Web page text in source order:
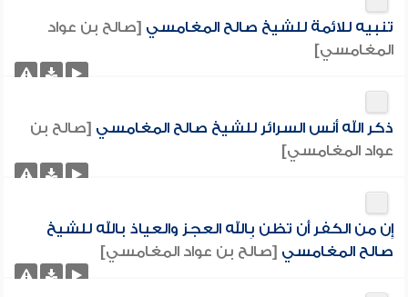
تنبيه للائمة للشيخ صالح المغامسي [صالح بن عواد
المغامسي]
ذكر الله أنس السرائر للشيخ صالح المغامسي [صالح بن
عواد المغامسي]
إِن من الكفر أَن تظن بِالله العجز والعياذ بالله للشيخ
صالح المغامسي [صالح بن عواد المغامسي]